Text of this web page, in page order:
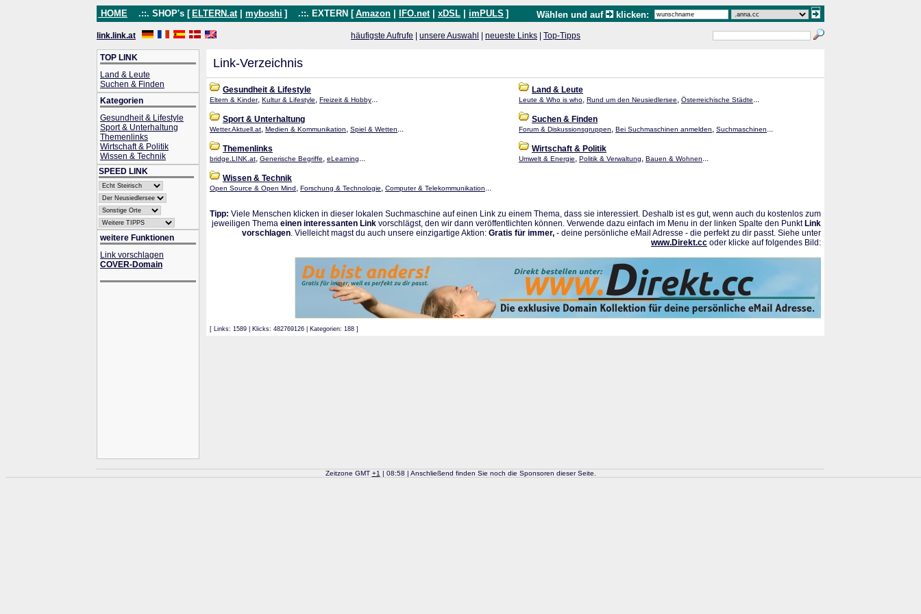
HOME .::. SHOP's [ ELTERN.at myboshi ] .::. EXTERN [ Amazon IFO.net xDSL imPULS ] Wählen und auf klicken:
link.link.at häufigste Aufrufe unsere Auswahl neueste Links Top-Tipps
TOP LINK
Land & Leute
Suchen & Finden
Kategorien
Gesundheit & Lifestyle
Sport & Unterhaltung
Themenlinks
Wirtschaft & Politik
Wissen & Technik
SPEED LINK
weitere Funktionen
Link vorschlagen
COVER-Domain
Link-Verzeichnis
Gesundheit & Lifestyle
Eltern & Kinder, Kultur & Lifestyle, Freizeit & Hobby...
Land & Leute
Leute & Who is who, Rund um den Neusiedlersee, Österreichische Städte...
Sport & Unterhaltung
Wetter.Aktuell.at, Medien & Kommunikation, Spiel & Wetten...
Suchen & Finden
Forum & Diskussionsgruppen, Bei Suchmaschinen anmelden, Suchmaschinen...
Themenlinks
bridge.LINK.at, Generische Begriffe, eLearning...
Wirtschaft & Politik
Umwelt & Energie, Politik & Verwaltung, Bauen & Wohnen...
Wissen & Technik
Open Source & Open Mind, Forschung & Technologie, Computer & Telekommunikation...
Tipp: Viele Menschen klicken in dieser lokalen Suchmaschine auf einen Link zu einem Thema, dass sie interessiert. Deshalb ist es gut, wenn auch du kostenlos zum
jeweiligen Thema einen interessanten Link vorschlägst, den wir dann veröffentlichten können. Verwende dazu einfach im Menu in der linken Spalte den Punkt Link
vorschlagen. Vielleicht magst du auch unsere einzigartige Aktion: Gratis für immer, - deine persönliche eMail Adresse - die perfekt zu dir passt. Siehe unter
www.Direkt.cc oder klicke auf folgendes Bild:
[ Links: 1589 | Klicks: 482769126 | Kategorien: 188 ]
Zeitzone GMT +1 | 08:58 | Anschließend finden Sie noch die Sponsoren dieser Seite.